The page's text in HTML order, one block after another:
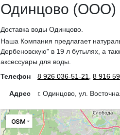
Одинцово (ООО)
Доставка воды Одинцово.
Наша Компания предлагает
Дербеновскую" в 19 л бутылях, а
аксессуары для воды.
Телефон
8 926 036-51-21, 8 916
Адрес г. Одинцово, ул.
OSM